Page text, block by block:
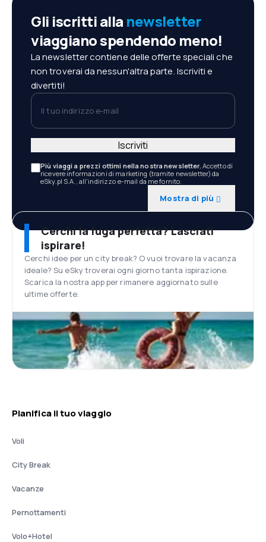
Gli iscritti alla newsletter
viaggiano spendendo meno!
La newsletter contiene delle offerte speciali che
non troverai da nessun'altra parte. Iscriviti e
divertiti!
Il tuo indirizzo e-mail
Più viaggi a prezzi ottimi nella nostra newsletter. Accetto di
ricevere informazioni di marketing (tramite newsletter) da
eSky.pl S.A., all'indirizzo e-mail da me fornito.
Mostra di più
Iscriviti
Cerchi la fuga perfetta? Lasciati
ispirare!
Cerchi idee per un city break? O vuoi trovare la vacanza
ideale? Su eSky troverai ogni giorno tanta ispirazione.
Scarica la nostra app per rimanere aggiornato sulle
ultime offerte.
Pianifica il tuo viaggio
Voli
City Break
Vacanze
Pernottamenti
Volo+Hotel